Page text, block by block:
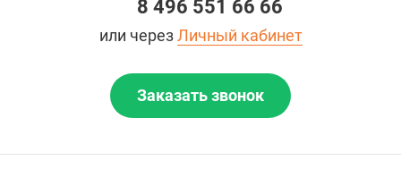
8 496 551 66 66
или черезЛичный кабинет
Заказать звонок